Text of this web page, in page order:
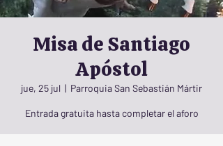
Misa de Santiago
Apóstol
jue, 25 jul
  |
Parroquia San Sebastián Mártir
Entrada gratuita hasta completar el aforo